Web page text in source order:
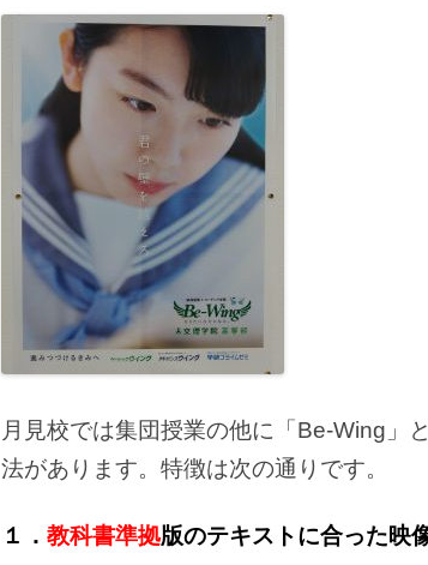
月見校では集団授業の他に「Be-Wing」
法があります。特徴は次の通りです。
１． 教科書準拠版のテキストに合った映